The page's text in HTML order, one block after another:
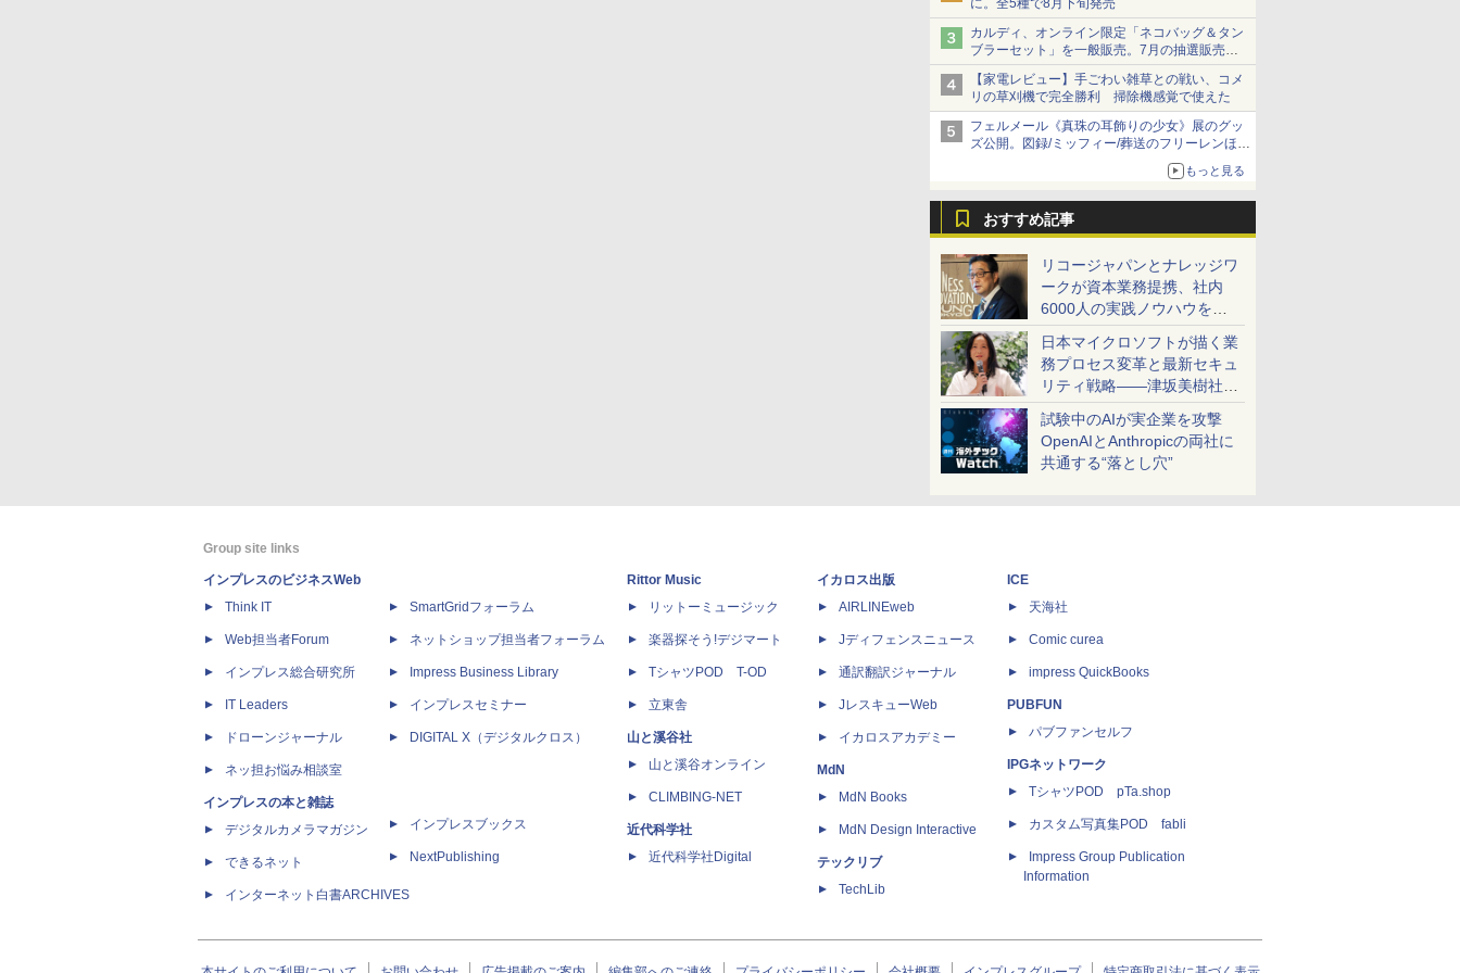
に。全5種で8月下旬発売
カルディ、オンライン限定「ネコバッグ＆タン
ブラーセット」を一般販売。7月の抽選販売の
当選無効分
【家電レビュー】手ごわい雑草との戦い、コメ
リの草刈機で完全勝利 掃除機感覚で使えた
フェルメール《真珠の耳飾りの少女》展のグッ
ズ公開。図録/ミッフィー/葬送のフリーレンほ
もっと見る
おすすめ記事
リコージャパンとナレッジワ
ークが資本業務提携、社内
6000人の実践ノウハウを生
かした「AI商談記録 for
RICOH」を展開へ
日本マイクロソフトが描く業
務プロセス変革と最新セキュ
リティ戦略――津坂美樹社長
が2027年度戦略を説明
試験中のAIが実企業を攻撃
OpenAIとAnthropicの両社に
共通する“落とし穴”
Group site links
インプレスのビジネスWeb
Think IT
Web担当者Forum
インプレス総合研究所
IT Leaders
ドローンジャーナル
ネッ担お悩み相談室
インプレスの本と雑誌
デジタルカメラマガジン
できるネット
インターネット白書ARCHIVES
SmartGridフォーラム
ネットショップ担当者フォーラム
Impress Business Library
インプレスセミナー
DIGITAL X（デジタルクロス）
インプレスブックス
NextPublishing
Rittor Music
リットーミュージック
楽器探そう!デジマート
TシャツPOD T-OD
立東舎
山と溪谷社
山と溪谷オンライン
CLIMBING-NET
近代科学社
近代科学社Digital
イカロス出版
AIRLINEweb
Jディフェンスニュース
通訳翻訳ジャーナル
JレスキューWeb
イカロスアカデミー
MdN
MdN Books
MdN Design Interactive
テックリブ
TechLib
ICE
天海社
Comic curea
impress QuickBooks
PUBFUN
パブファンセルフ
IPGネットワーク
TシャツPOD pTa.shop
カスタム写真集POD fabli
Impress Group Publication
Information